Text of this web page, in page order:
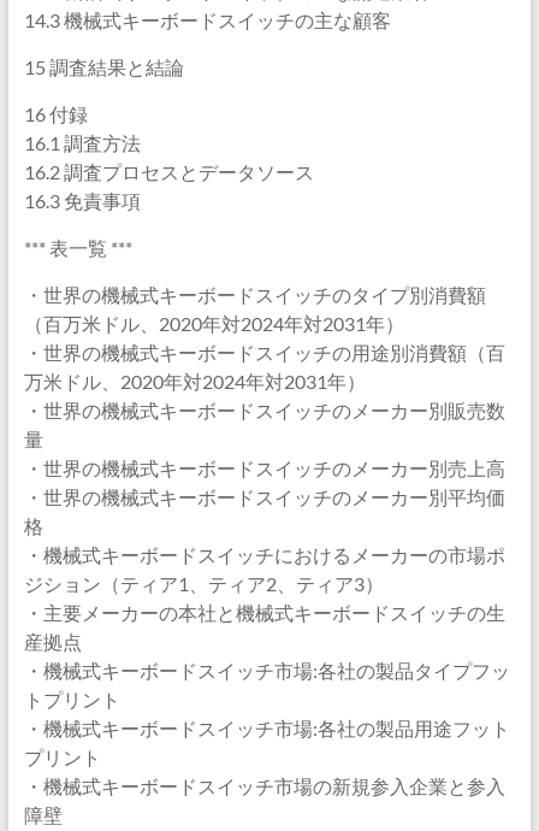
14.3 機械式キーボードスイッチの主な顧客
15 調査結果と結論
16 付録
16.1 調査方法
16.2 調査プロセスとデータソース
16.3 免責事項
*** 表一覧 ***
・世界の機械式キーボードスイッチのタイプ別消費額
（百万米ドル、2020年対2024年対2031年）
・世界の機械式キーボードスイッチの用途別消費額（百
万米ドル、2020年対2024年対2031年）
・世界の機械式キーボードスイッチのメーカー別販売数
量
・世界の機械式キーボードスイッチのメーカー別売上高
・世界の機械式キーボードスイッチのメーカー別平均価
格
・機械式キーボードスイッチにおけるメーカーの市場ポ
ジション（ティア1、ティア2、ティア3）
・主要メーカーの本社と機械式キーボードスイッチの生
産拠点
・機械式キーボードスイッチ市場:各社の製品タイプフッ
トプリント
・機械式キーボードスイッチ市場:各社の製品用途フット
プリント
・機械式キーボードスイッチ市場の新規参入企業と参入
障壁